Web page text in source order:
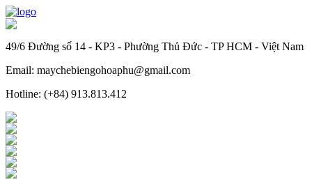
49/6 Đường số 14 - KP3 - Phường Thủ Đức - TP HCM - Việt Nam
Email: maychebiengohoaphu@gmail.com
Hotline: (+84) 913.813.412